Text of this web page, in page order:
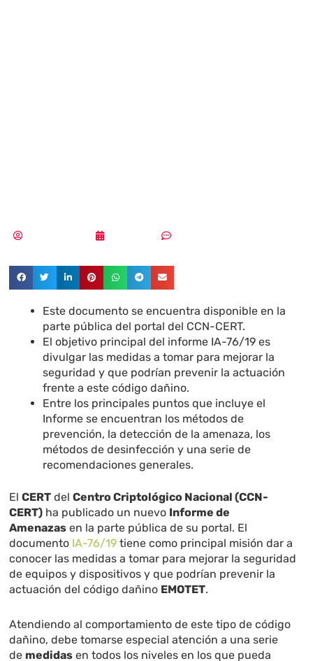
Este documento se encuentra disponible en la
parte pública del portal del CCN-CERT.
El objetivo principal del informe IA-76/19 es
divulgar las medidas a tomar para mejorar la
seguridad y que podrían prevenir la actuación
frente a este código dañino.
Entre los principales puntos que incluye el
Informe se encuentran los métodos de
prevención, la detección de la amenaza, los
métodos de desinfección y una serie de
recomendaciones generales.
ElCERT delCentro Criptológico Nacional (CCN-
CERT) ha publicado un nuevo Informe de
Amenazas en la parte pública de su portal. El
documento IA-76/19 tiene como principal misión dar a
conocer las medidas a tomar para mejorar la seguridad
de equipos y dispositivos y que podrían prevenir la
actuación del código dañino EMOTET.
Atendiendo al comportamiento de este tipo de código
dañino, debe tomarse especial atención a una serie
de medidas en todos los niveles en los que pueda